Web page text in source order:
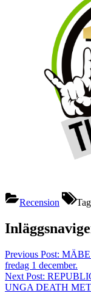
Recension
Previous Post: MÄBE
fredag 1 december.
Next Post:
UNGA DEATH